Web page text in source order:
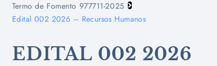
Termo de Fomento 977711-2025
Edital 002 2026 – Recursos Humanos
EDITAL 002 2026